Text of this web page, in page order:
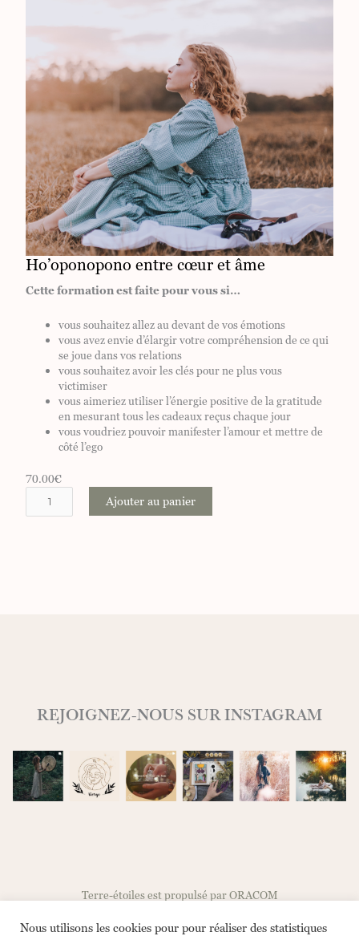
Ho’oponopono entre cœur et âme
Cette formation est faite pour vous si…
vous souhaitez allez au devant de vos émotions
vous avez envie d’élargir votre compréhension de ce qui
se joue dans vos relations
vous souhaitez avoir les clés pour ne plus vous
victimiser
vous aimeriez utiliser l’énergie positive de la gratitude
en mesurant tous les cadeaux reçus chaque jour
vous voudriez pouvoir manifester l’amour et mettre de
côté l’ego
70.00€
o
p
o
n
c
œ
Ajouter au panier
REJOIGNEZ-NOUS SUR INSTAGRAM
Terre-étoiles est propulsé par ORACOM
Nous utilisons les cookies pour pour réaliser des statistiques